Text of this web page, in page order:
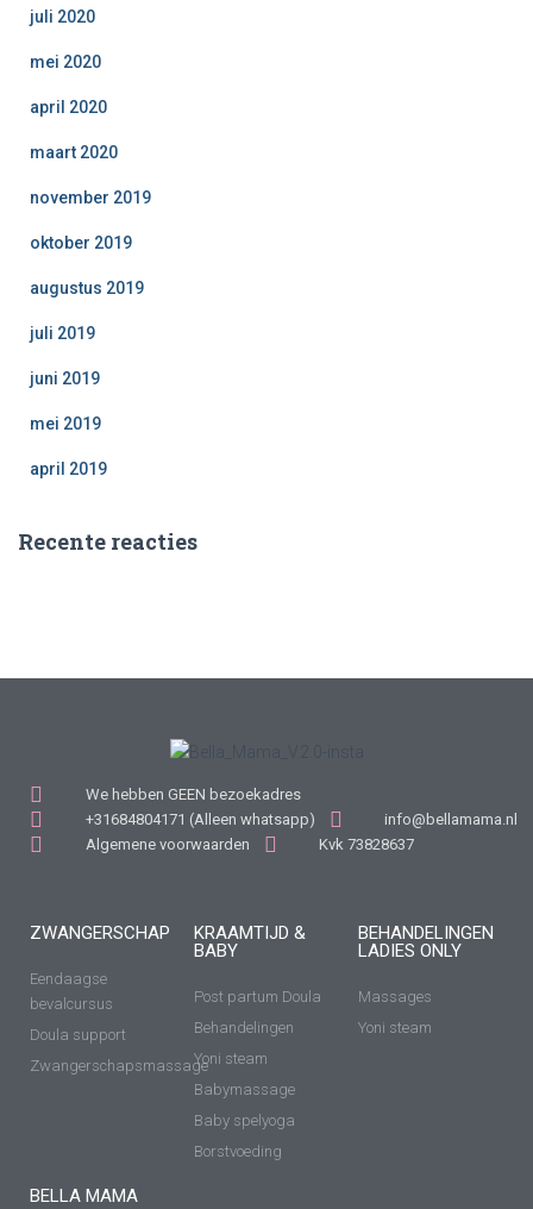
juli 2020
mei 2020
april 2020
maart 2020
november 2019
oktober 2019
augustus 2019
juli 2019
juni 2019
mei 2019
april 2019
Recente reacties
We hebben GEEN bezoekadres
+31684804171 (Alleen whatsapp)
info@bellamama.nl
Algemene voorwaarden
Kvk 73828637
ZWANGERSCHAP
Eendaagse
bevalcursus
Doula support
Zwangerschapsmassage
KRAAMTIJD &
BABY
Post partum Doula
Behandelingen
Yoni steam
Babymassage
Baby spelyoga
Borstvoeding
BEHANDELINGEN
LADIES ONLY
Massages
Yoni steam
BELLA MAMA